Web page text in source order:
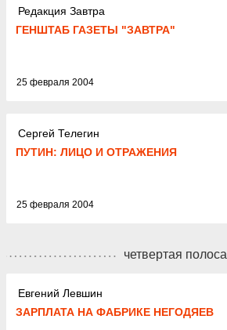
Редакция Завтра
ГЕНШТАБ ГАЗЕТЫ "ЗАВТРА"
25 февраля 2004
Сергей Телегин
ПУТИН: ЛИЦО И ОТРАЖЕНИЯ
25 февраля 2004
четвертая полоса
Евгений Левшин
ЗАРПЛАТА НА ФАБРИКЕ НЕГОДЯЕВ